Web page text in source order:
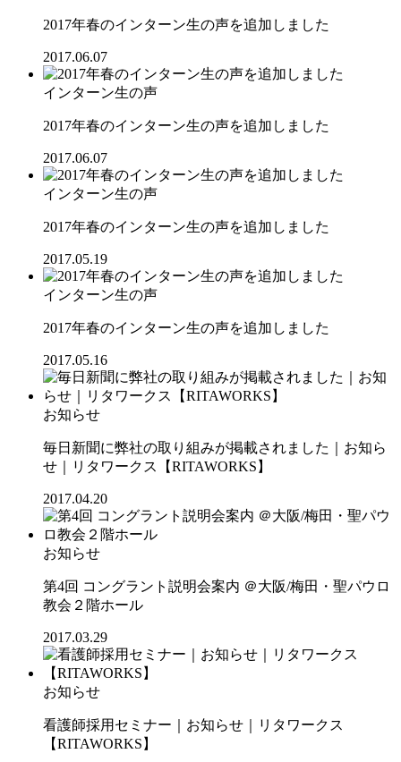
2017年春のインターン生の声を追加しました
2017.06.07
インターン生の声
2017年春のインターン生の声を追加しました
2017.06.07
インターン生の声
2017年春のインターン生の声を追加しました
2017.05.19
インターン生の声
2017年春のインターン生の声を追加しました
2017.05.16
お知らせ
毎日新聞に弊社の取り組みが掲載されました｜お知ら
せ｜リタワークス【RITAWORKS】
2017.04.20
お知らせ
第4回 コングラント説明会案内 ＠大阪/梅田・聖パウロ
教会２階ホール
2017.03.29
お知らせ
看護師採用セミナー｜お知らせ｜リタワークス
【RITAWORKS】